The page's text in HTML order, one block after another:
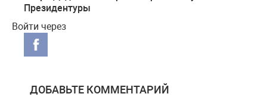
Президентуры
Войти через
ДОБАВЬТЕ КОММЕНТАРИЙ